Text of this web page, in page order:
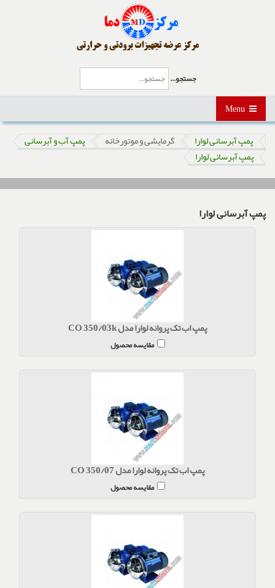
جستجو...
پمپ آبرسانی لوارا گرمایشی و موتورخانه
پمپ آب و آبرسانی
پمپ آبرسانی لوارا
پمپ آبرسانی لوارا
پمپ اب تک پروانه لوارا مدل CO 350/03k
مقایسه محصول
پمپ اب تک پروانه لوارا مدل CO 350/07
مقایسه محصول